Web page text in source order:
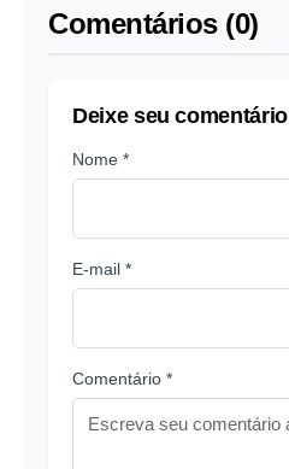
Comentários (0)
Deixe seu comentário
Nome *
E-mail *
Comentário *